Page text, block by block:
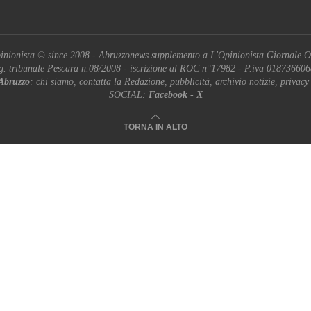
© since 2008 - Abruzzonews supplemento a L'Opinionista Giornale
tribunale Pescara n.08/2008 - iscrizione al ROC n°17982 - P.iva
: chi siamo, contatta la Redazione, pubblicità, archivio notizie, privacy
SOCIAL: Facebook- X
TORNA IN ALTO